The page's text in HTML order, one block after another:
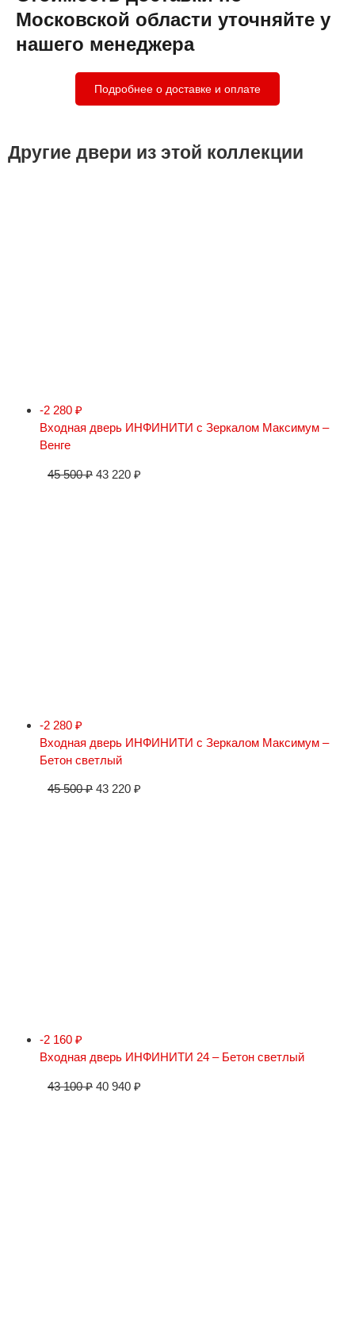
Московской области уточняйте у
нашего менеджера
Подробнее о доставке и оплате
Другие двери из этой коллекции
-2 280 ₽
Входная дверь ИНФИНИТИ с Зеркалом Максимум –
Венге
45 500₽ 43 220 ₽
-2 280 ₽
Входная дверь ИНФИНИТИ с Зеркалом Максимум –
Бетон светлый
45 500₽ 43 220 ₽
-2 160 ₽
Входная дверь ИНФИНИТИ 24 – Бетон светлый
43 100₽ 40 940 ₽